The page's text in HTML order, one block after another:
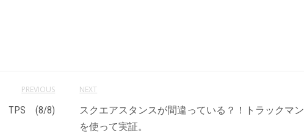
PREVIOUS
TPS (8/8)
NEXT
スクエアスタンスが間違っている？！トラックマン
を使って実証。